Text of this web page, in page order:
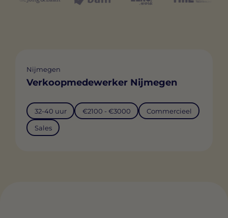
Nijmegen
Verkoopmedewerker Nijmegen
32-40 uur €2100 - €3000 Commercieel
Sales